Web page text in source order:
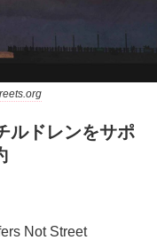
ルドレンをサポ
Not Street